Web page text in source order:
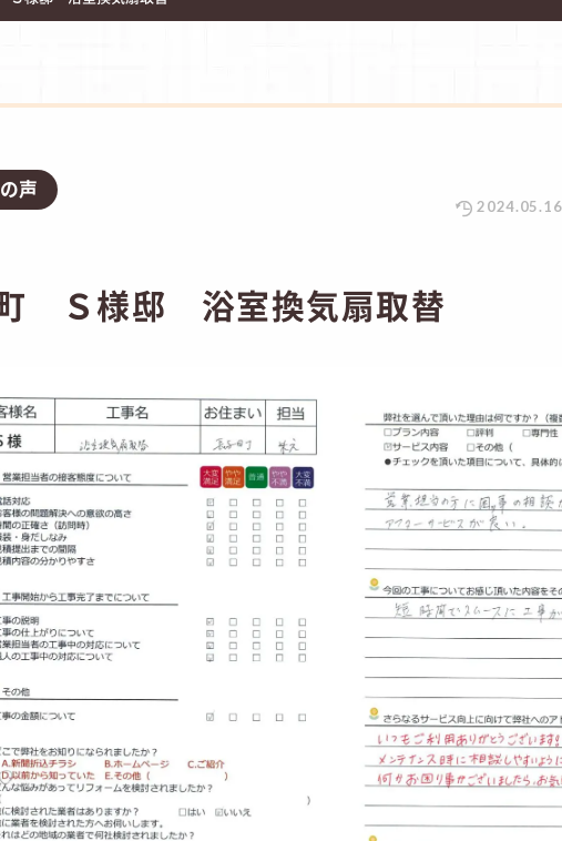
声
2024.05.16
Ｓ様邸 浴室換気扇取替